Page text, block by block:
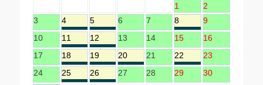
1
2
3
4 5 6 7 8
9
10
11 12 13 14 15
16
17
18 19 20 21 22
23
24
25 26 27 28 29
30